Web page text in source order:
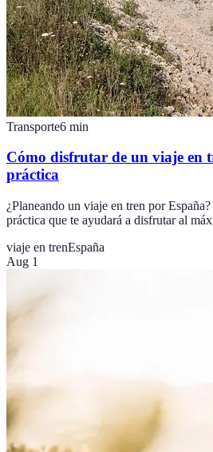
Transporte6 min
Cómo disfrutar de un viaje en
práctica
¿Planeando un viaje en tren por
práctica que te ayudará a disfrutar al
viaje en trenEspaña
Aug 1